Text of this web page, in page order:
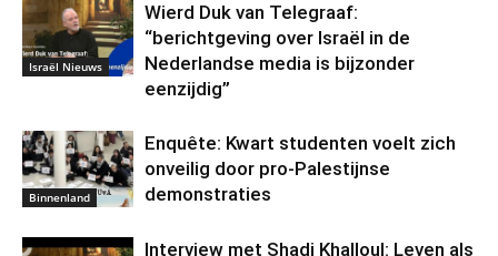
Israël Nieuws
Wierd Duk van Telegraaf:
“berichtgeving over Israël in de
Nederlandse media is bijzonder
eenzijdig”
Binnenland
Enquête: Kwart studenten voelt zich
onveilig door pro-Palestijnse
demonstraties
Interview met Shadi Khalloul: Leven als